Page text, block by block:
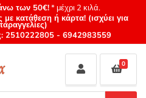
των 50€!* μέχρι 2 κιλά.
κατάθεση ή κάρτα! (ισχύει για
2510222805 - 6942983559
0